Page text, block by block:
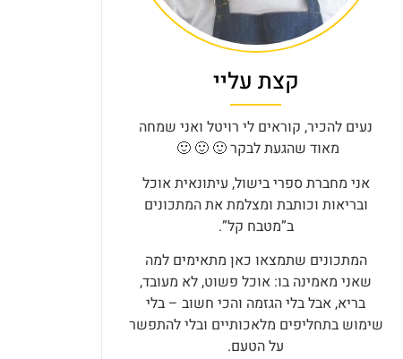
קצת עליי
נעים להכיר, קוראים לי רויטל ואני שמחה
מאוד שהגעת לבקר 🙂 🙂 🙂
אני מחברת ספרי בישול, עיתונאית אוכל
ובריאות וכותבת ומצלמת את המתכונים
ב”מטבח קל”.
המתכונים שתמצאו כאן מתאימים למה
שאני מאמינה בו: אוכל פשוט, לא מעובד,
בריא, אבל בלי הגזמה והכי חשוב – בלי
שימוש בתחליפים מלאכותיים ובלי להתפשר
על הטעם.